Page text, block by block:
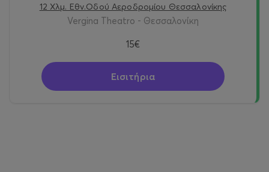
12 Χλμ. Εθν.Οδού Αεροδρομίου Θεσσαλονίκης
Vergina Theatro - Θεσσαλονίκη
15€
Εισιτήρια